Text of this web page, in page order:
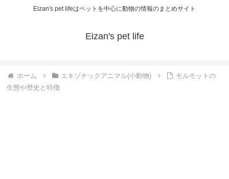
Eizan's pet lifeはペットを中心に動物の情報のまとめサイト
Eizan's pet life
ホーム エキゾチックアニマル(小動物)
モルモットの
生態や歴史と特徴